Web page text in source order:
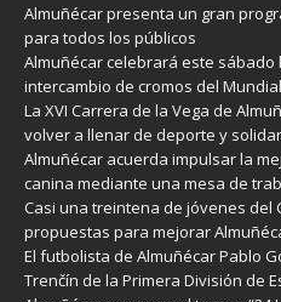
Almuñécar presenta un gran
para todos los públicos
Almuñécar celebrará este
intercambio de cromos del Mundial
La XVI Carrera de la Vega de
volver a llenar de deporte y
Almuñécar acuerda impulsar la
canina mediante una mesa de
Casi una treintena de jóvenes del
propuestas para mejorar
El futbolista de Almuñécar Pablo
Trenčín de la Primera División de